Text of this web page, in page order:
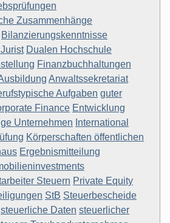
Zusammenhänge
Bilanzierungskenntnisse
Dualen Hochschule
Finanzbuchhaltungen
Anwaltssekretariat
Aufgaben guter
Finance Entwicklung
Unternehmen International
Körperschaften öffentlichen
Ergebnismitteilung
Steuern Private Equity
StB Steuerbescheide
steuerliche Daten steuerlicher